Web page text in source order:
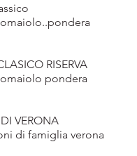
RISERVA
pondera
VERONA
di famiglia verona